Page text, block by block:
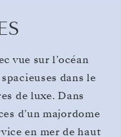
vue sur l’océan
dans le
de luxe. Dans
d’un majordome
en mer de haut